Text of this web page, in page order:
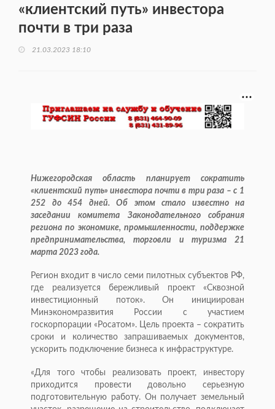
«клиентский путь» инвестора
почти в три раза
21.03.2023 18:10
Нижегородская область планирует сократить
«клиентский путь» инвестора почти в три раза – с 1
252 до 454 дней. Об этом стало известно на
заседании комитета Законодательного собрания
региона по экономике, промышленности, поддержке
предпринимательства, торговли и туризма 21
марта 2023 года.
Регион входит в число семи пилотных субъектов РФ,
где реализуется бережливый проект «Сквозной
инвестиционный поток». Он инициирован
Минэкономразвития России с участием
госкорпорации «Росатом». Цель проекта – сократить
сроки и количество запрашиваемых документов,
ускорить подключение бизнеса к инфраструктуре.
«Для того чтобы реализовать проект, инвестору
приходится провести довольно серьезную
подготовительную работу. Он получает земельный